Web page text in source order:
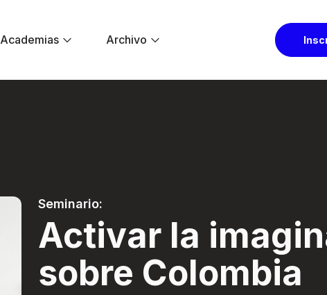
Academias Archivo
Seminario:
Activar la
sobre Colombia